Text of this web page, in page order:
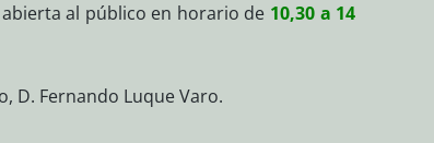
al público en horario de 10,30 a 14
D. Fernando Luque Varo.